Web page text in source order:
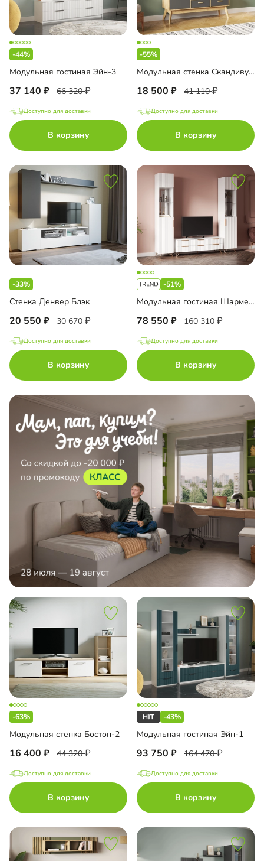
-44%
Модульная гостиная Эйн-3
37 140 66 320
Доступно для доставки
В корзину
-55%
Модульная стенка Скандивуд-1
18 500 41 110
Доступно для доставки
В корзину
-33%
Стенка Денвер Блэк
20 550 30 670
Доступно для доставки
В корзину
-51%
Модульная гостиная Шармель
78 550 160 310
Доступно для доставки
В корзину
-63%
Модульная стенка Бостон-2
16 400 44 320
Доступно для доставки
В корзину
-43%
Модульная гостиная Эйн-1
93 750 164 470
Доступно для доставки
В корзину